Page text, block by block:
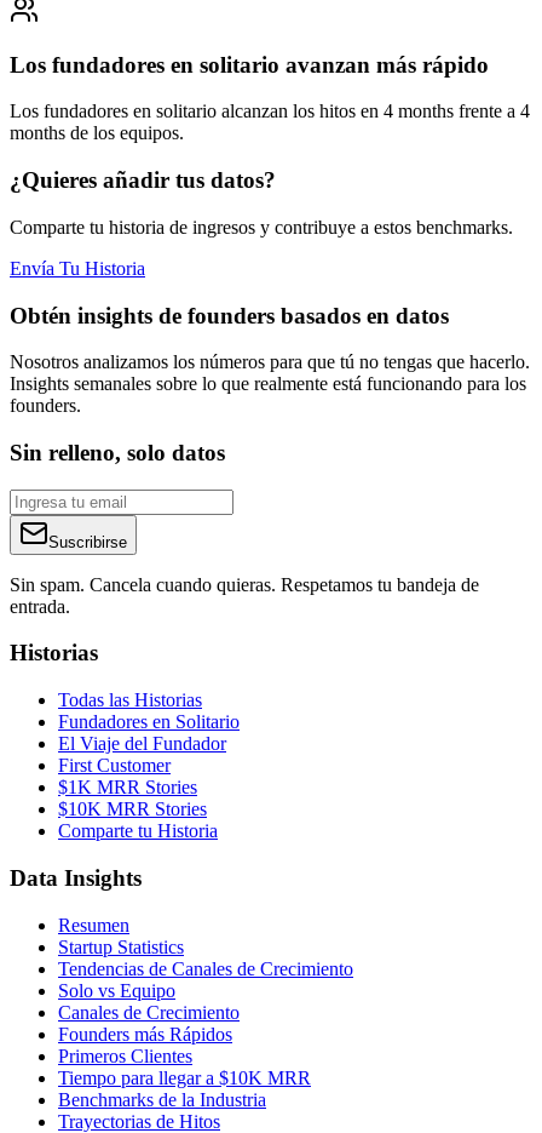
Los fundadores en solitario avanzan más rápido
Los fundadores en solitario alcanzan los hitos en 4 months frente a 4
months de los equipos.
¿Quieres añadir tus datos?
Comparte tu historia de ingresos y contribuye a estos benchmarks.
Envía Tu Historia
Obtén insights de founders basados en datos
Nosotros analizamos los números para que tú no tengas que hacerlo.
Insights semanales sobre lo que realmente está funcionando para los
founders.
Sin relleno, solo datos
Suscribirse
Sin spam. Cancela cuando quieras. Respetamos tu bandeja de
entrada.
Historias
Todas las Historias
Fundadores en Solitario
El Viaje del Fundador
First Customer
$1K MRR Stories
$10K MRR Stories
Comparte tu Historia
Data Insights
Resumen
Startup Statistics
Tendencias de Canales de Crecimiento
Solo vs Equipo
Canales de Crecimiento
Founders más Rápidos
Primeros Clientes
Tiempo para llegar a $10K MRR
Benchmarks de la Industria
Trayectorias de Hitos